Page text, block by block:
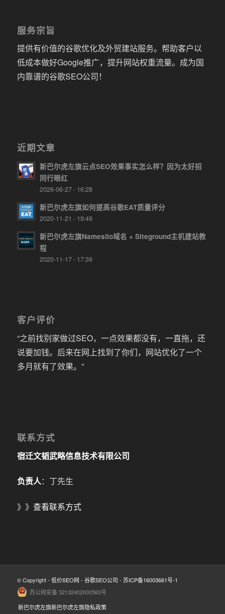
服务宗旨
提供有价值的谷歌优化及外贸建站服务。帮助客户以
低成本做好Google推广，提升网站权重流量。成为国
内靠谱的谷歌SEO公司！
近期文章
新巴尔虎左旗云点SEO效果事实怎么样？因为太好招
同行眼红
2026-06-27 - 16:28
新巴尔虎左旗如何提高谷歌EAT质量评分
2020-11-21 - 19:49
新巴尔虎左旗Namesilo域名 + Siteground主机建站教
程
2020-11-17 - 17:39
客户评价
“之前找别家做过SEO，一点效果都没有，一直拖，还
说要加钱。后来在网上找到了你们，网站优化了一个
多月就有了效果。”
联系方式
宿迁文韬武略信息技术有限公司
负责人：丁先生
》》 查看联系方式
© Copyright - 低价SEO网 - 谷歌SEO公司 - 苏ICP备16003661号-1
苏公网安备 32132402000563号
新巴尔虎左旗新巴尔虎左旗隐私政策